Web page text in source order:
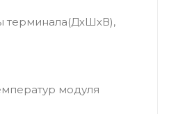
терминала(ДхШхВ),
модуля